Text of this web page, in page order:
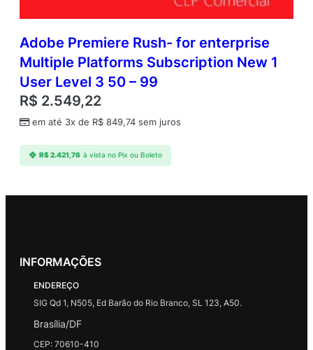
Adobe Premiere Rush- for enterprise
Multiple Platforms Subscription New 1
User Level 3 50 – 99
R$ 2.549,22
em até 3x de R$ 849,74 sem juros
R$2.421,76 à vista no Pix ou Boleto
INFORMAÇÕES
ENDEREÇO
SIG Qd 1, N505, Ed Barão do Rio Branco, SL 123, A50.
Brasília/DF
CEP: 70610-410